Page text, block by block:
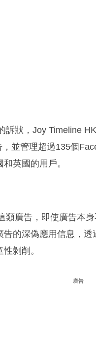
訴狀，Joy Timeline
並管理超過135個
英國的用戶。
類廣告，即使廣告本
的深偽應用信息，
剝削。
廣告